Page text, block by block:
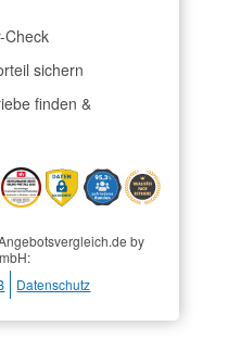
Check
sichern
finden &
by
Datenschutz